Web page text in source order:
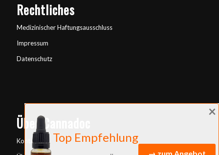
Rechtliches
Medizinischer Haftungsausschluss
Impressum
Datenschutz
Über Cannadoc
Kontakt
Top Empfehlung
×